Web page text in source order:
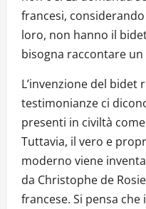
francesi,
loro, non hanno il
bisogna raccontare un
L’invenzione del bidet
testimonianze ci
presenti in civiltà
Tuttavia, il vero e
moderno viene
da Christophe de
francese. Si pensa